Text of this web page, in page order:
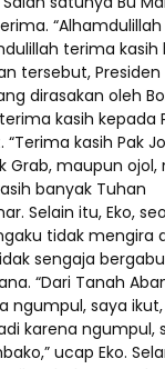
terima kasih
tersebut,
dirasakan oleh
kasih kepada
kasih Pak
maupun
banyak Tuhan
Selain itu, Eko,
tidak mengira
sengaja
“Dari Tanah
ngumpul, saya
karena ngumpul,
ucap Eko.